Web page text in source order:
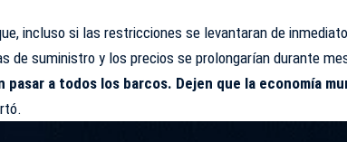
incluso si las restricciones se levantaran de
de suministro y los precios se prolongarían durante
pasar a todos los barcos. Dejen que la economía